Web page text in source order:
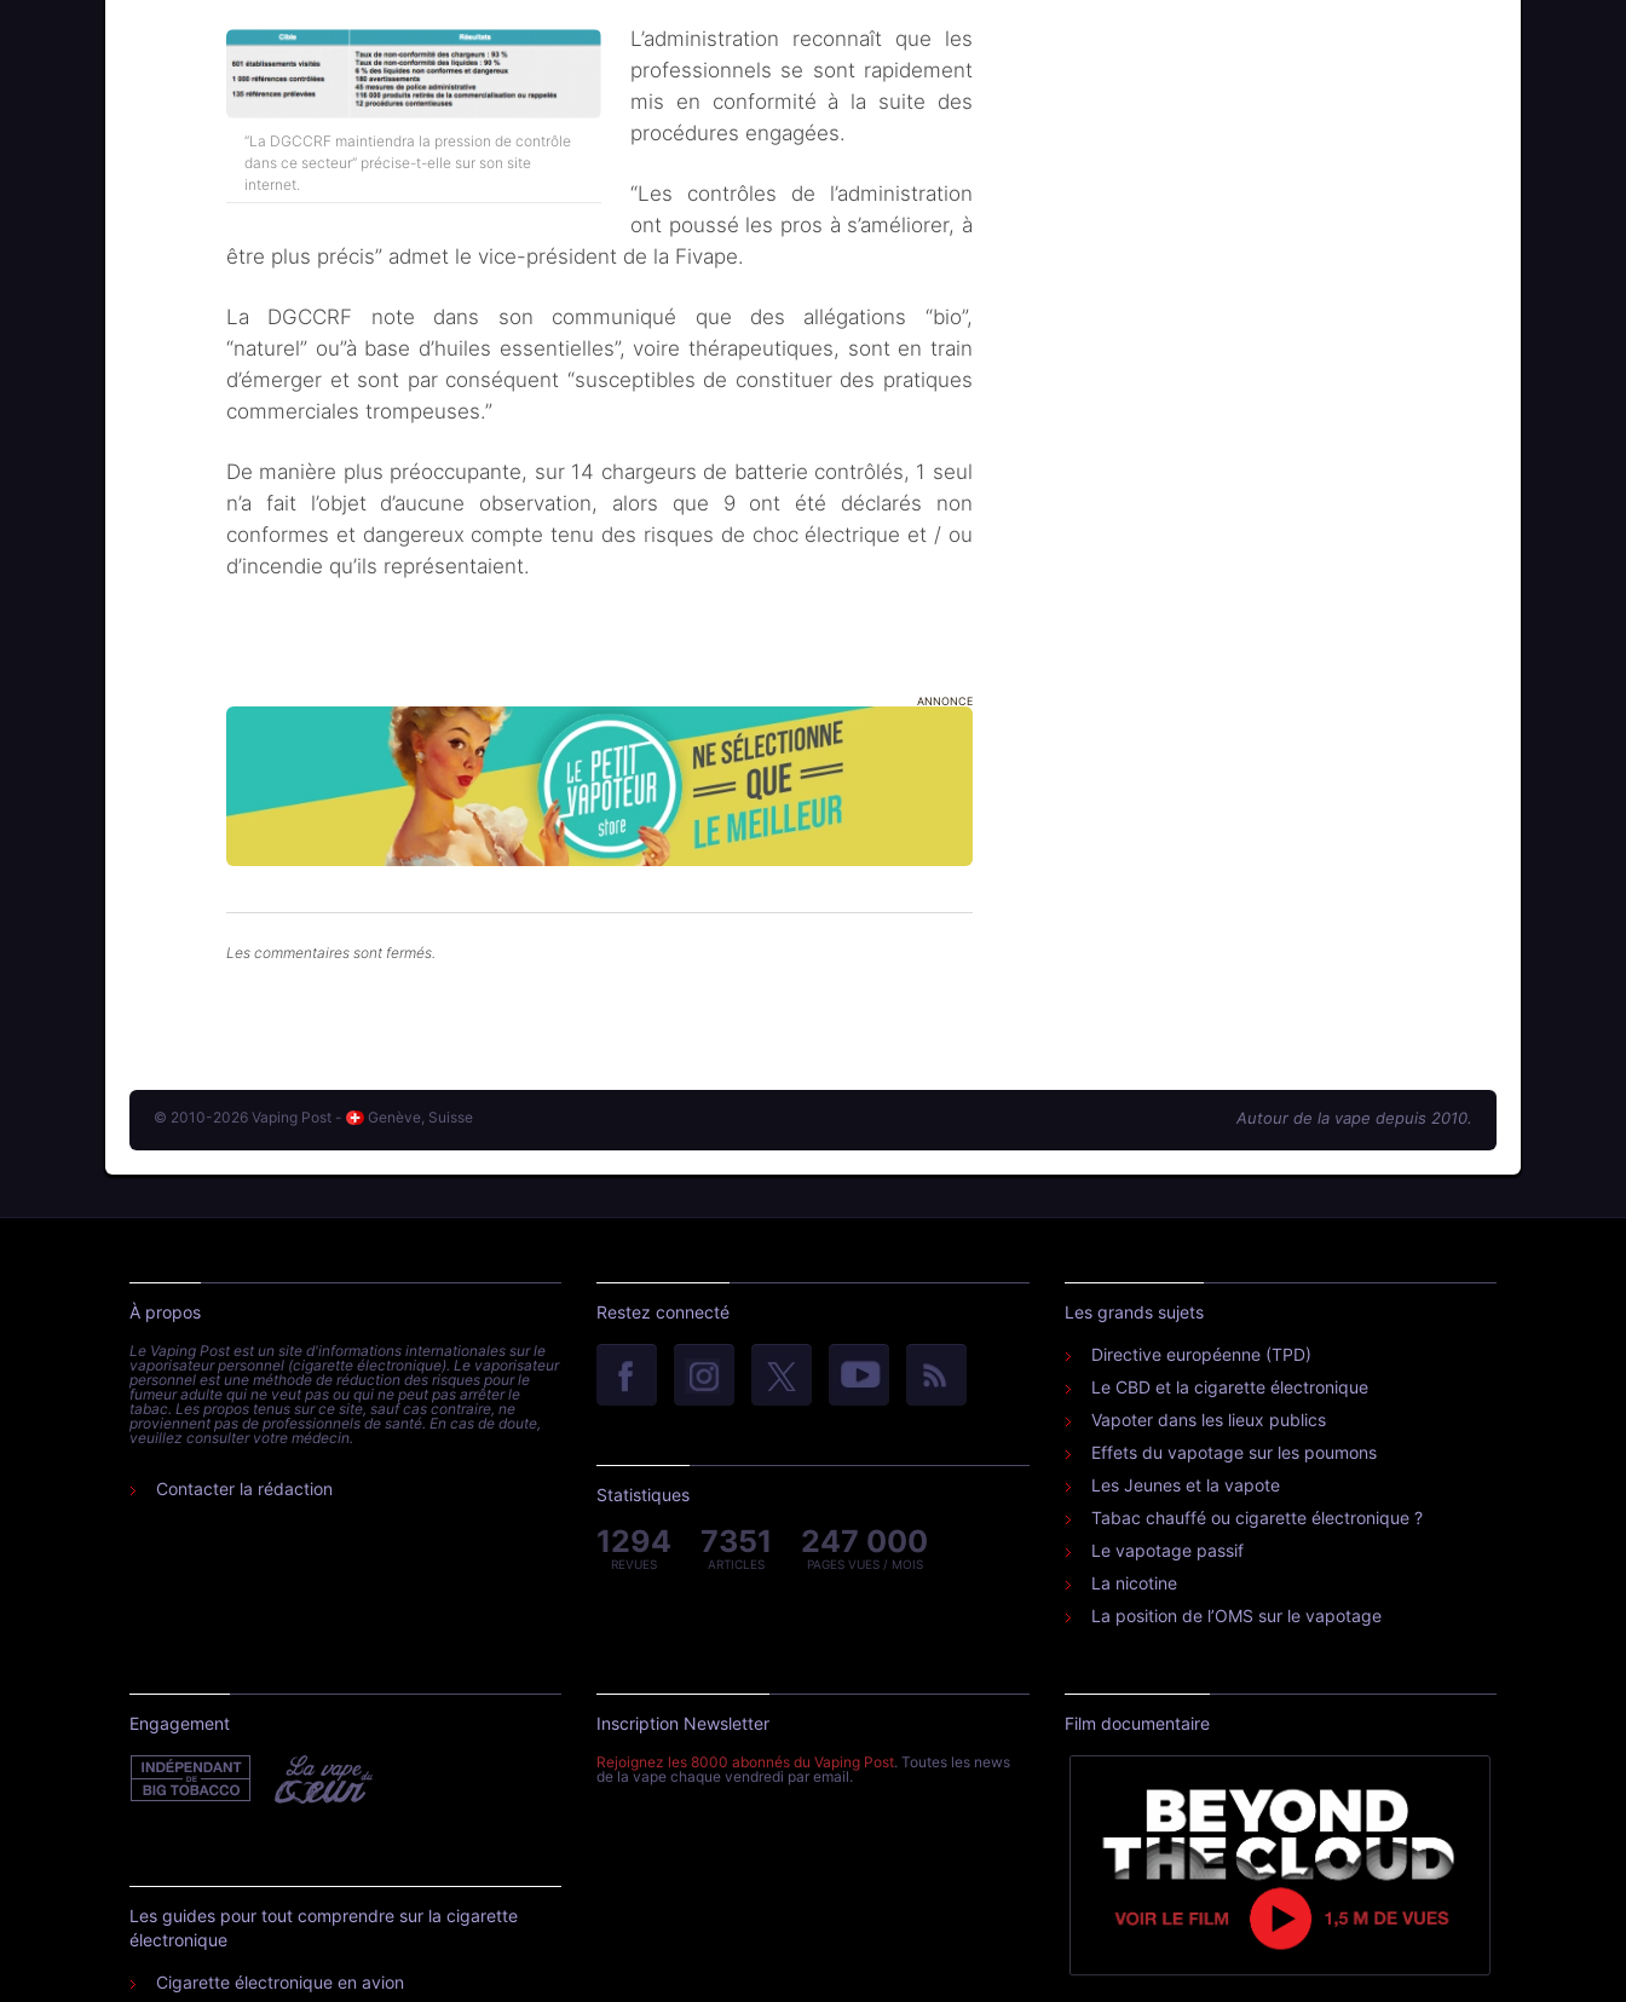
“La DGCCRF maintiendra la pression de contrôle
dans ce secteur” précise-t-elle sur son site
internet.
L’administration reconnaît que les
professionnels se sont rapidement
mis en conformité à la suite des
procédures engagées.
“Les contrôles de l’administration
ont poussé les pros à s’améliorer, à
être plus précis” admet le vice-président de la Fivape.
La DGCCRF note dans son communiqué que des allégations “bio”,
“naturel” ou”à base d’huiles essentielles”, voire thérapeutiques, sont en train
d’émerger et sont par conséquent “susceptibles de constituer des pratiques
commerciales trompeuses.”
De manière plus préoccupante, sur 14 chargeurs de batterie contrôlés, 1 seul
n’a fait l’objet d’aucune observation, alors que 9 ont été déclarés non
conformes et dangereux compte tenu des risques de choc électrique et / ou
d’incendie qu’ils représentaient.
ANNONCE
Les commentaires sont fermés.
© 2010-2026 Vaping Post - Genève, Suisse Autour de la vape depuis 2010.
À propos
Le Vaping Post est un site d'informations internationales sur le
vaporisateur personnel (cigarette électronique). Le vaporisateur
personnel est une méthode de réduction des risques pour le
fumeur adulte qui ne veut pas ou qui ne peut pas arrêter le
tabac. Les propos tenus sur ce site, sauf cas contraire, ne
proviennent pas de professionnels de santé. En cas de doute,
veuillez consulter votre médecin.
Contacter la rédaction
Restez connecté
Statistiques
1294
REVUES
7351
ARTICLES
247 000
PAGES VUES / MOIS
Les grands sujets
Directive européenne (TPD)
Le CBD et la cigarette électronique
Vapoter dans les lieux publics
Effets du vapotage sur les poumons
Les Jeunes et la vapote
Tabac chauffé ou cigarette électronique ?
Le vapotage passif
La nicotine
La position de l’OMS sur le vapotage
Engagement
Les guides pour tout comprendre sur la cigarette
électronique
Cigarette électronique en avion
Inscription Newsletter
Rejoignez les 8000 abonnés du Vaping Post. Toutes les news
de la vape chaque vendredi par email.
Film documentaire